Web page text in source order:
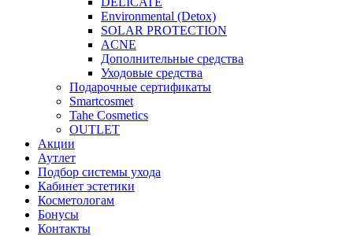
Environmental (Detox)
SOLAR PROTECTION
АCNE
Дополнительные средства
Уходовые средства
Подарочные сертификаты
Smartcosmet
Tahe Cosmetics
OUTLET
Акции
Аутлет
Подбор системы ухода
Кабинет эстетики
Косметологам
Бонусы
Контакты